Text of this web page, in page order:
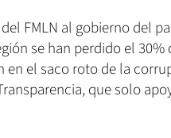
FMLN al gobierno del
se han perdido el 30%
en el saco roto de la
que solo